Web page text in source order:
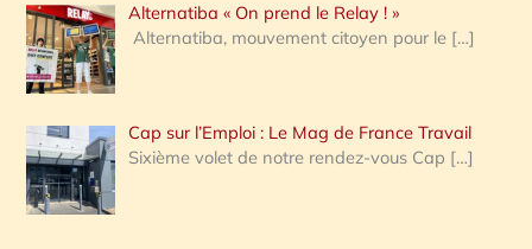
Alternatiba « On prend le Relay ! »
Alternatiba, mouvement citoyen pour le […]
Cap sur l’Emploi : Le Mag de France Travail
Sixième volet de notre rendez-vous Cap […]